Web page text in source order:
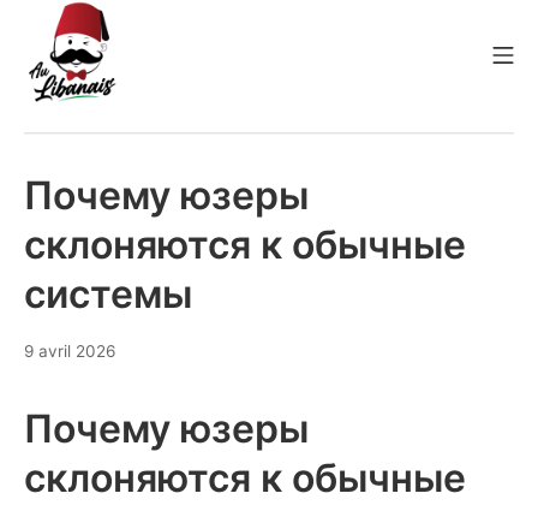
contenu
Au Libanais
Почему юзеры
склоняются к обычные
системы
9 avril 2026
Почему юзеры
склоняются к обычные